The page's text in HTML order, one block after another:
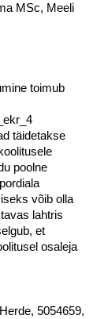
MSc, Meeli
toimub
täidetakse
poolne
võib olla
lahtris
et
osaleja
5054659,